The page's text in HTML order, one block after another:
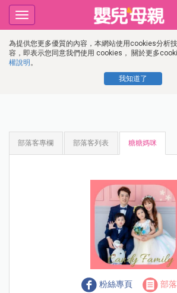
為提供您更多優質的內容，本網站使用cookies分析
容，即表示您同意我們使用 cookies， 關於更多
權說明 。
我知道了
Toggle
navigation
部落客專欄 部落客列表 糖糖媽咪
粉絲專頁 部